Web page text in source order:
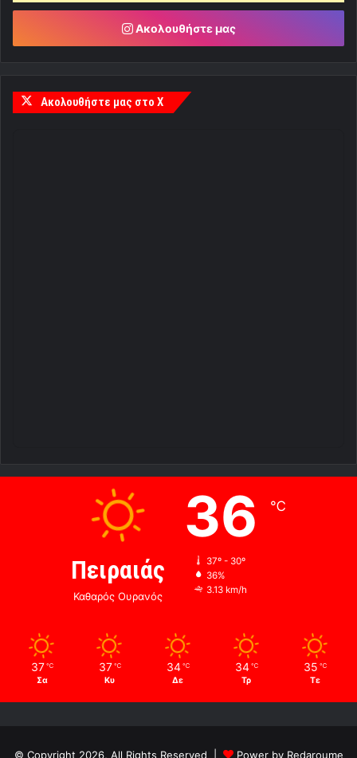
Ακολουθήστε μας
Ακολουθήστε μας στο X
Πειραιάς
Καθαρός Ουρανός
36 ℃
37º - 30º
36%
3.13 km/h
37 ℃
Σα
37 ℃
Κυ
34 ℃
Δε
34 ℃
Τρ
35 ℃
Τε
© Copyright 2026, All Rights Reserved | Power by Redaroume